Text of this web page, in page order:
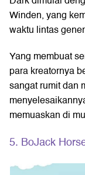
Winden, yang
waktu lintas
Yang membuat
para kreatornya
sangat rumit dan
memuaskan di
5. BoJack